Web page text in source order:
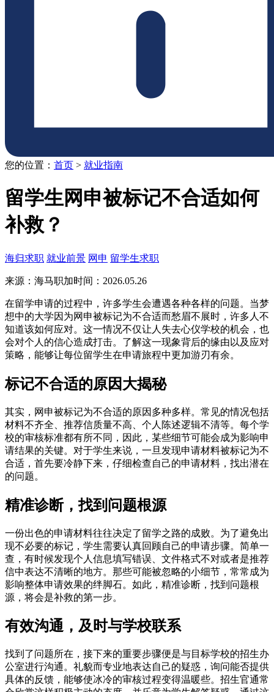
您的位置： 首页 > 就业指南
留学生网申被标记不合适如何
补救？
海归求职 就业前景 网申 留学生求职
来源：海马职加时间：2026.05.26
在留学申请的过程中，许多学生会遭遇各种各样的问题。当梦
想中的大学因为网申被标记为不合适而愁眉不展时，许多人不
知道该如何应对。这一情况不仅让人失去心仪学校的机会，也
会对个人的信心造成打击。了解这一现象背后的缘由以及应对
策略，能够让每位留学生在申请旅程中更加游刃有余。
标记不合适的原因大揭秘
其实，网申被标记为不合适的原因多种多样。常见的情况包括
材料不齐全、推荐信质量不高、个人陈述逻辑不清等。每个学
校的审核标准都有所不同，因此，某些细节可能会成为影响申
请结果的关键。对于学生来说，一旦发现申请材料被标记为不
合适，首先要冷静下来，仔细检查自己的申请材料，找出潜在
的问题。
精准诊断，找到问题根源
一份出色的申请材料往往决定了留学之路的成败。为了避免出
现不必要的标记，学生需要认真回顾自己的申请步骤。简单一
查，有时候发现个人信息填写错误、文件格式不对或者是推荐
信中表达不清晰的地方。那些可能被忽略的小细节，常常成为
影响整体申请效果的绊脚石。如此，精准诊断，找到问题根
源，将会是补救的第一步。
有效沟通，及时与学校联系
找到了问题所在，接下来的重要步骤便是与目标学校的招生办
公室进行沟通。礼貌而专业地表达自己的疑惑，询问能否提供
具体的反馈，能够使冰冷的审核过程变得温暖些。招生官通常